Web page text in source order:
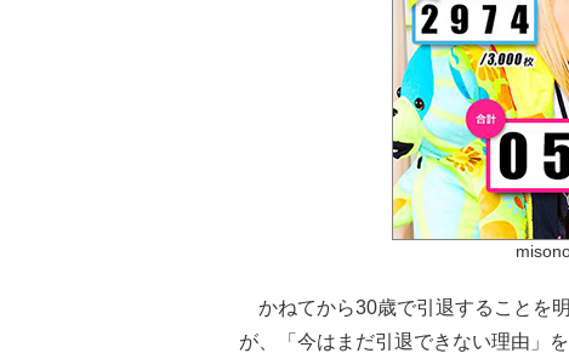
かねてから30歳で引退することを
が、「今はまだ引退できない理由」